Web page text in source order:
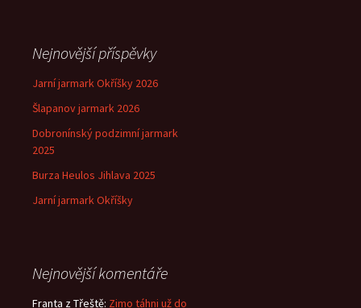
Nejnovější příspěvky
Jarní jarmark Okříšky 2026
Šlapanov jarmark 2026
Dobronínský podzimní jarmark
2025
Burza Heulos Jihlava 2025
Jarní jarmark Okříšky
Nejnovější komentáře
Franta z Třeště: Zimo táhni už do